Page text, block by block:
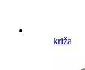
križa